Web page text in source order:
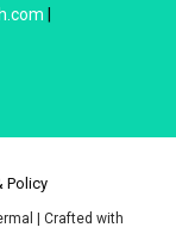
Policy
| Crafted with